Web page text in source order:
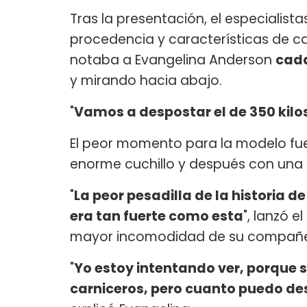
Tras la presentación, el
procedencia y características de
notaba a Evangelina Anderson
y mirando hacia abajo.
"Vamos a despostar el de 350
El peor momento para la modelo
enorme cuchillo y después con
"La peor pesadilla de la historia
era tan fuerte como esta", lanzó
mayor incomodidad de su
"Yo estoy intentando ver, porque
carniceros, pero cuanto puedo